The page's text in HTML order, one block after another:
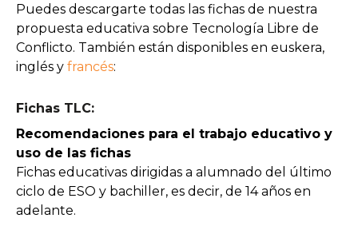
Puedes descargarte todas las fichas de nuestra
propuesta educativa sobre Tecnología Libre de
Conflicto. También están disponibles en euskera,
inglés y francés:
Fichas TLC:
Recomendaciones para el trabajo educativo y
uso de las fichas
Fichas educativas dirigidas a alumnado del último
ciclo de ESO y bachiller, es decir, de 14 años en
adelante.